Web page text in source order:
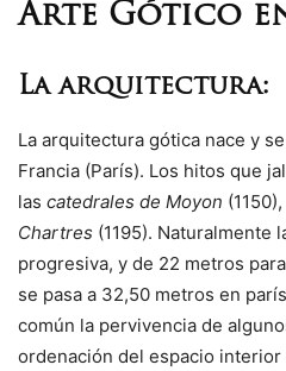
Arte Gótico
La arquitectura:
La arquitectura gótica nace y
Francia (París). Los hitos que
las catedrales de Moyon
Chartres (1195). Naturalmente
progresiva, y de 22 metros
se pasa a 32,50 metros en
común la pervivencia de
ordenación del espacio